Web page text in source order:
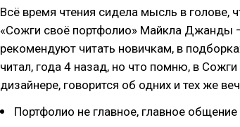
Всё время чтения сидела мысль в голове,
«Сожги своё портфолио» Майкла Джанды
рекомендуют читать новичкам, в
читал, года 4 назад, но что помню, в
дизайнере, говорится об одних и тех же
Портфолио не главное, главное